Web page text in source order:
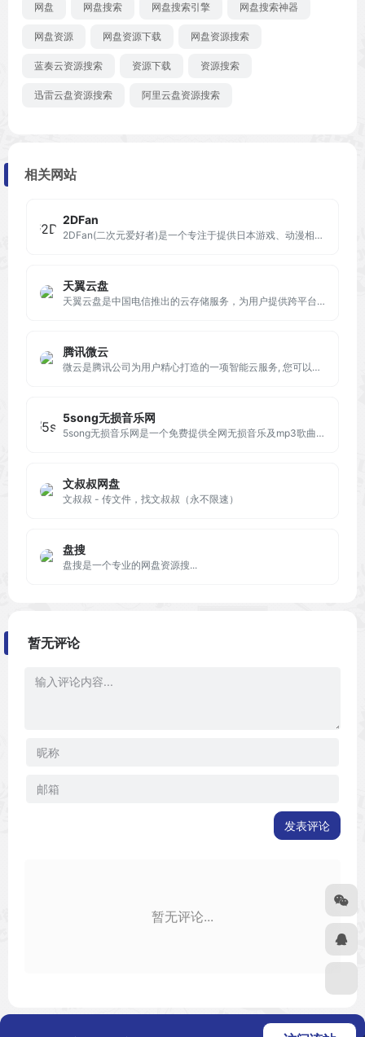
网盘 网盘搜索 网盘搜索引擎 网盘搜索神器
网盘资源 网盘资源下载 网盘资源搜索
蓝奏云资源搜索 资源下载 资源搜索
迅雷云盘资源搜索 阿里云盘资源搜索
相关网站
2DFan
2DFan(二次元爱好者)是一个专注于提供日本游戏、动漫相关内容的门户站点
天翼云盘
天翼云盘是中国电信推出的云存储服务，为用户提供跨平台的文件存储、备份、同步及分享服务，是国内领先的免费网盘，安全、可靠、稳定、快速。天翼云盘为用户守护数据资产。
腾讯微云
微云是腾讯公司为用户精心打造的一项智能云服务, 您可以通过微云方便地在手机和电脑之间同步文件、推送照片和传输数据。
5song无损音乐网
5song无损音乐网是一个免费提供全网无损音乐及mp3歌曲免费下载网站,为广大音乐爱好者提供音乐资源分享平台。
文叔叔网盘
文叔叔 - 传文件，找文叔叔（永不限速）
盘搜
盘搜是一个专业的网盘资源搜...
暂无评论
发表评论
暂无评论...
广告合作 关于我们